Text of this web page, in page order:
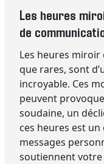
Les heures
de
Les heures
que rares, sont
incroyable. Ces
peuvent
soudaine, un
ces heures est
messages
soutiennent